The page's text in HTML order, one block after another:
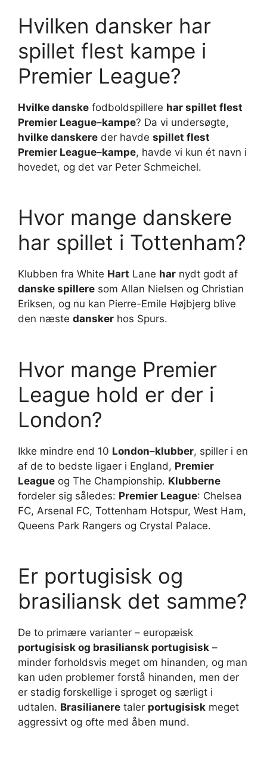
Hvilken dansker har
spillet flest kampe i
Premier League?
Hvilke danske fodboldspillere har spillet flest
Premier League–kampe? Da vi undersøgte,
hvilke danskere der havde spillet flest
Premier League–kampe, havde vi kun ét navn i
hovedet, og det var Peter Schmeichel.
Hvor mange danskere
har spillet i Tottenham?
Klubben fra White Hart Lane har nydt godt af
danske spillere som Allan Nielsen og Christian
Eriksen, og nu kan Pierre-Emile Højbjerg blive
den næste dansker hos Spurs.
Hvor mange Premier
League hold er der i
London?
Ikke mindre end 10 London–klubber, spiller i en
af de to bedste ligaer i England, Premier
League og The Championship. Klubberne
fordeler sig således: Premier League: Chelsea
FC, Arsenal FC, Tottenham Hotspur, West Ham,
Queens Park Rangers og Crystal Palace.
Er portugisisk og
brasiliansk det samme?
De to primære varianter – europæisk
portugisisk og brasiliansk portugisisk –
minder forholdsvis meget om hinanden, og man
kan uden problemer forstå hinanden, men der
er stadig forskellige i sproget og særligt i
udtalen. Brasilianere taler portugisisk meget
aggressivt og ofte med åben mund.